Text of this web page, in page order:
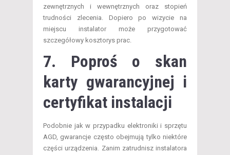
zewnętrznych i wewnętrznych oraz stopień
trudności zlecenia. Dopiero po wizycie na
miejscu instalator może przygotować
szczegółowy kosztorys prac.
7. Poproś o skan
karty gwarancyjnej i
certyfikat instalacji
Podobnie jak w przypadku elektroniki i sprzętu
AGD, gwarancje często obejmują tylko niektóre
części urządzenia. Zanim zatrudnisz instalatora